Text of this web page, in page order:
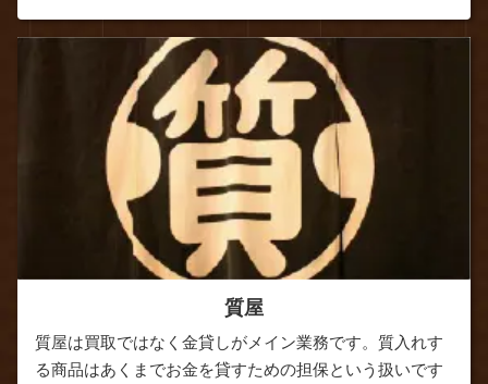
質屋
質屋は買取ではなく金貸しがメイン業務です。質入れす
る商品はあくまでお金を貸すための担保という扱いです